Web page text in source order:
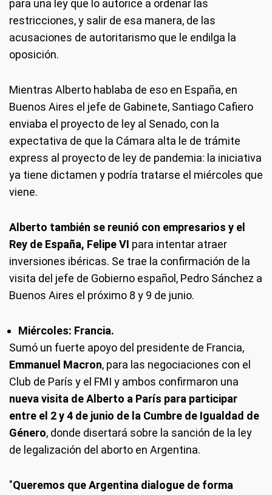
para una ley que lo autorice a ordenar las
restricciones, y salir de esa manera, de las
acusaciones de autoritarismo que le endilga la
oposición.
Mientras Alberto hablaba de eso en España, en
Buenos Aires el jefe de Gabinete, Santiago Cafiero
enviaba el proyecto de ley al Senado, con la
expectativa de que la Cámara alta le de trámite
express al proyecto de ley de pandemia: la iniciativa
ya tiene dictamen y podría tratarse el miércoles que
viene.
Alberto también se reunió con empresarios y el
Rey de España, Felipe VI para intentar atraer
inversiones ibéricas. Se trae la confirmación de la
visita del jefe de Gobierno español, Pedro Sánchez a
Buenos Aires el próximo 8 y 9 de junio.
Miércoles: Francia.
Sumó un fuerte apoyo del presidente de Francia,
Emmanuel Macron, para las negociaciones con el
Club de París y el FMI y ambos confirmaron una
nueva visita de Alberto a París para participar
entre el 2 y 4 de junio de la Cumbre de Igualdad de
Género, donde disertará sobre la sanción de la ley
de legalización del aborto en Argentina.
"Queremos que Argentina dialogue de forma